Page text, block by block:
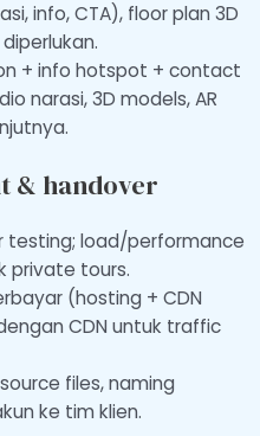
info, CTA), floor plan 3D
+ info hotspot + contact
narasi, 3D models, AR
& handover
testing; load/performance
private tours.
(hosting + CDN
CDN untuk traffic
files, naming
ke tim klien.